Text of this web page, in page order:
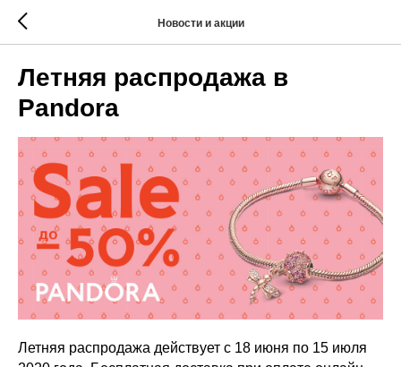
Новости и акции
Летняя распродажа в
Pandora
Летняя распродажа действует с 18 июня по 15 июля